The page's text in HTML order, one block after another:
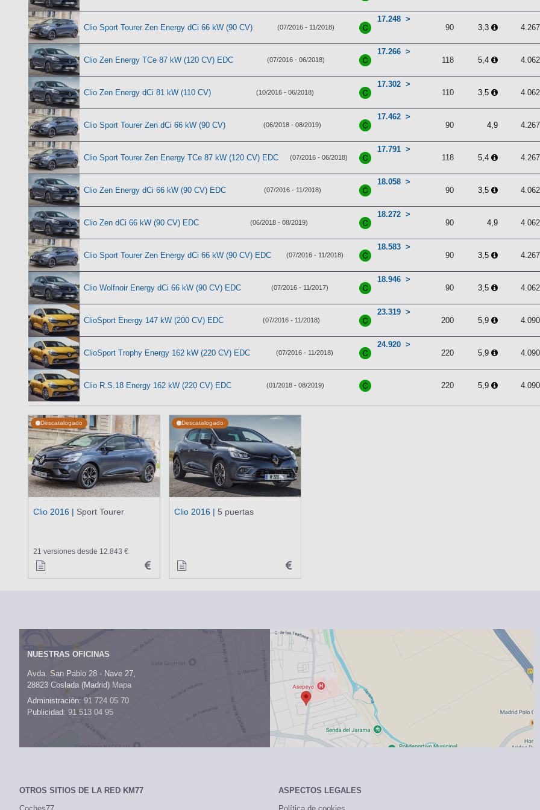
Clio Sport Tourer Zen Energy dCi 66 kW (90 CV) (07/2016 - 11/2018)
17.248
90
3,3 4.267
Clio Zen Energy TCe 87 kW (120 CV) EDC (07/2016 - 06/2018)
17.266
118
5,4 4.062
Clio Zen Energy dCi 81 kW (110 CV) (10/2016 - 06/2018)
17.302
110
3,5 4.062
Clio Sport Tourer Zen dCi 66 kW (90 CV) (06/2018 - 08/2019)
17.462
90
4,9 4.267
Clio Sport Tourer Zen Energy TCe 87 kW (120 CV) EDC (07/2016 - 06/2018)
17.791
118
5,4 4.267
Clio Zen Energy dCi 66 kW (90 CV) EDC (07/2016 - 11/2018)
18.058
90
3,5 4.062
Clio Zen dCi 66 kW (90 CV) EDC (06/2018 - 08/2019)
18.272
90
4,9 4.062
Clio Sport Tourer Zen Energy dCi 66 kW (90 CV) EDC (07/2016 - 11/2018)
18.583
90
3,5 4.267
Clio Wolfnoir Energy dCi 66 kW (90 CV) EDC (07/2016 - 11/2017)
18.946
90
3,5 4.062
ClioSport Energy 147 kW (200 CV) EDC (07/2016 - 11/2018)
23.319
200
5,9 4.090
ClioSport Trophy Energy 162 kW (220 CV) EDC (07/2016 - 11/2018)
24.920
220
5,9 4.090
Clio R.S.18 Energy 162 kW (220 CV) EDC (01/2018 - 08/2019) 220 5,9 4.090
Descatalogado
Clio 2016 | Sport Tourer
21 versiones desde 12.843 €
Descatalogado
Clio 2016 | 5 puertas
NUESTRAS OFICINAS
Avda. San Pablo 28 - Nave 27,
28823 Coslada (Madrid) Mapa
Administración:91 724 05 70
Publicidad: 91 513 04 95
OTROS SITIOS DE LA RED KM77
ASPECTOS LEGALES